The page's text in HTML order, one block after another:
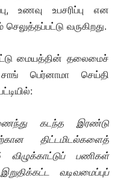
உணவு உபசரிப்பு என
வருகிறது.
மையத்தின் தலைமைச்
பெர்னாமா செய்தி
கடந்த இரண்டு
திட்டமிடல்களைத்
பணிகள்
வடிவமைப்புப்